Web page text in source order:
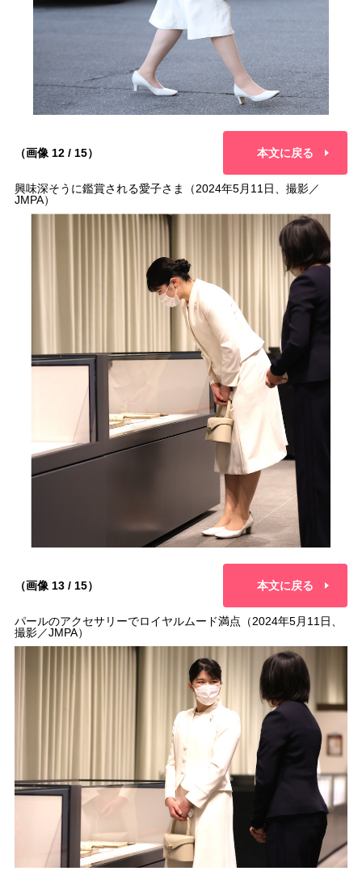
（画像 12 / 15） 本文に戻る
興味深そうに鑑賞される愛子さま（2024年5月11日、撮影／
JMPA）
（画像 13 / 15） 本文に戻る
パールのアクセサリーでロイヤルムード満点（2024年5月11日、
撮影／JMPA）